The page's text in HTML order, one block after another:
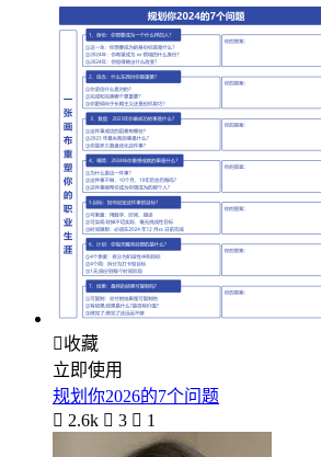
收藏
立即使用
规划你2026的7个问题
 2.6k  3  1